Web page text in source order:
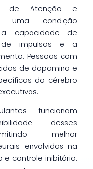
de Atenção e
uma condição
capacidade de
de impulsos e a
Pessoas com
de dopamina e
do cérebro
funcionam
desses
melhor
envolvidas na
e controle inibitório.